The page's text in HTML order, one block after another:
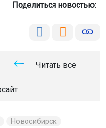
Поделиться новостью:
Читать все
Новосибирск